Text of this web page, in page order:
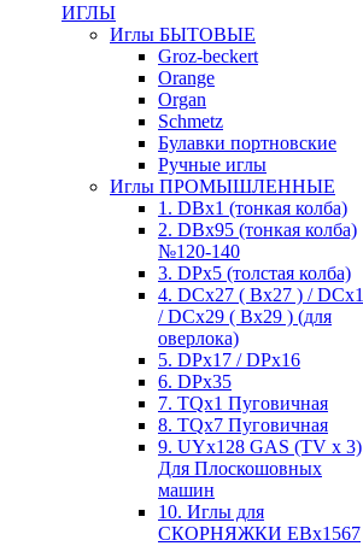
ИГЛЫ
Иглы БЫТОВЫЕ
Groz-beckert
Orange
Organ
Schmetz
Булавки портновские
Ручные иглы
Иглы ПРОМЫШЛЕННЫЕ
1. DBx1 (тонкая колба)
2. DBx95 (тонкая колба)
№120-140
3. DPx5 (толстая колба)
4. DCx27 ( Bx27 ) / DCx1
/ DCx29 ( Bx29 ) (для
оверлока)
5. DPx17 / DPx16
6. DPx35
7. TQx1 Пуговичная
8. TQx7 Пуговичная
9. UYx128 GAS (TV x 3)
Для Плоскошовных
машин
10. Иглы для
СКОРНЯЖКИ EBx1567